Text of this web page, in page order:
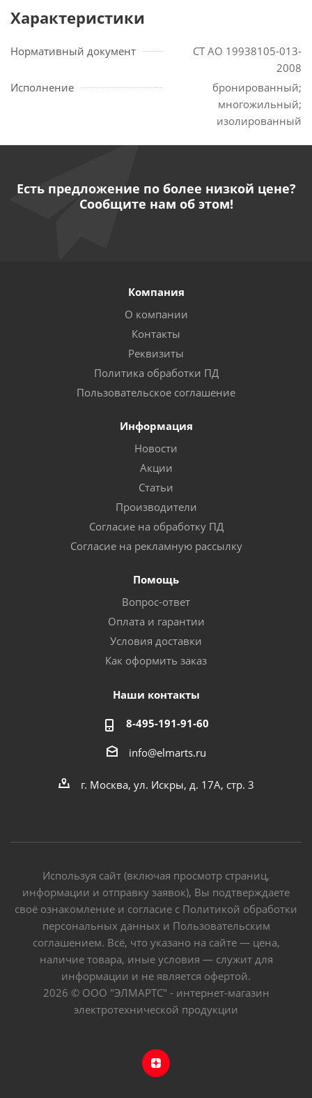
Характеристики
Нормативный документ
СТ АО 19938105-013-
2008
Исполнение
бронированный;
многожильный;
изолированный
Есть предложение по более низкой цене?
Сообщите нам об этом!
Компания
О компании
Контакты
Реквизиты
Политика обработки ПД
Пользовательское соглашение
Информация
Новости
Акции
Статьи
Производители
Согласие на обработку ПД
Согласие на рекламную рассылку
Помощь
Вопрос-ответ
Оплата и гарантии
Условия доставки
Как оформить заказ
Наши контакты
8-495-191-91-60
info@elmarts.ru
г. Москва, ул. Искры, д. 17А, стр. 3
Используя сайт (включая просмотр страниц,
информации и отправку заявок), Вы подтверждаете
своё ознакомление и согласие с Политикой обработки
персональных данных и Пользовательским
соглашением. Всё, что указано на сайте — цена,
наличие товара, иные условия — служит для
информации и не является офертой.
2026 © ООО "ЭЛМАРТС" - интернет-магазин
электротехнической продукции